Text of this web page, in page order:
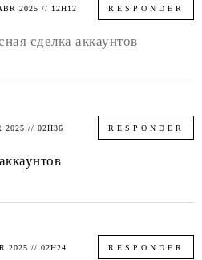
2025 // 12H12 RESPONDER
сделка аккаунтов
2025 // 02H36 RESPONDER
2025 // 02H24 RESPONDER